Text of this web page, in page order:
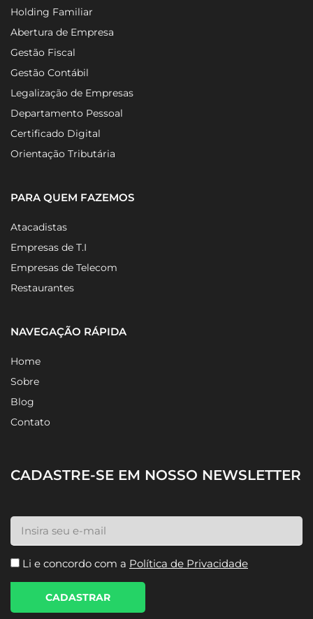
Holding Familiar
Abertura de Empresa
Gestão Fiscal
Gestão Contábil
Legalização de Empresas
Departamento Pessoal
Certificado Digital
Orientação Tributária
PARA QUEM FAZEMOS
Atacadistas
Empresas de T.I
Empresas de Telecom
Restaurantes
NAVEGAÇÃO RÁPIDA
Home
Sobre
Blog
Contato
CADASTRE-SE EM NOSSO NEWSLETTER
Li e concordo com a Política de Privacidade
CADASTRAR